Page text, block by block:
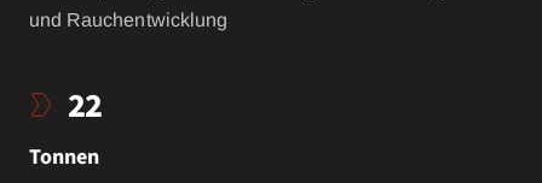
und Rauchentwicklung
22
Tonnen